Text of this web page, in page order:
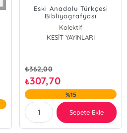
Eski Anadolu Türkçesi
Bibliyografyası
Kolektif
KESİT YAYINLARI
₺362,00
₺307,70
%15
Sepete Ekle